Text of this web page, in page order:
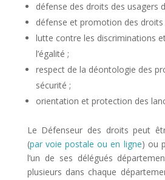
défense des droits des usagers
défense et promotion des droits
lutte contre les discriminations
l’égalité ;
respect de la déontologie des
sécurité ;
orientation et protection des
Le Défenseur des droits peut
(par voie postale ou en ligne) ou
l’un de ses délégués
plusieurs dans chaque